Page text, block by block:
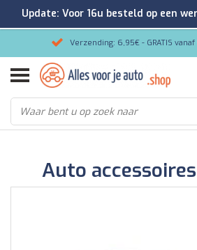
Verzending: 6,95€ - GRATIS
Gemakkelijk bestellen/Veilig
9.2/10 Klantenrating via
Auto
Update: Voor 16u besteld op een
verzonden!